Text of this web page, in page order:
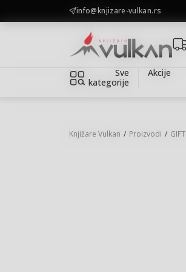
info@knjizare-vulkan.rs
KOLIČINSKI POPUST ::: Dodatnih 10% na tri kupljena artikla
Sve
kategorije
Akcije
Knjižare Vulkan Proizvodi GIFT